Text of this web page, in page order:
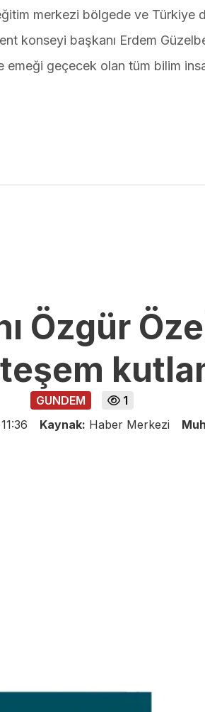
merkezi bölgede ve Türkiye
konseyi başkanı Erdem
geçecek olan tüm bilim
Özgür
GUNDEM
1
Kaynak: Haber Merkezi